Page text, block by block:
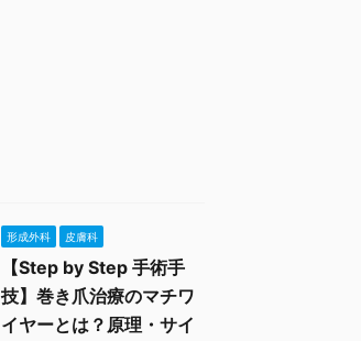
形成外科 皮膚科
【Step by Step 手術手
技】巻き爪治療のマチワ
イヤーとは？原理・サイ